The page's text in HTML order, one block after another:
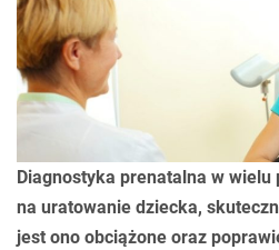
Diagnostyka prenatalna w
na uratowanie dziecka,
jest ono obciążone oraz